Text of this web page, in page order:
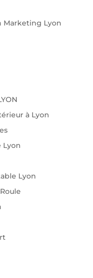
Marketing Lyon
à Lyon
Lyon
Lyon